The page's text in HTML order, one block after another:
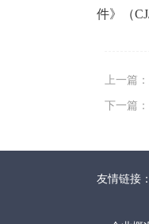
件》（
上一篇：
下一篇：
友情链接：